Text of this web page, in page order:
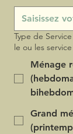
Type de
le ou les
Ménage
Grand